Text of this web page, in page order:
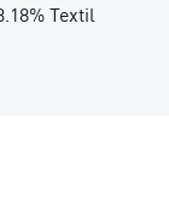
Textil